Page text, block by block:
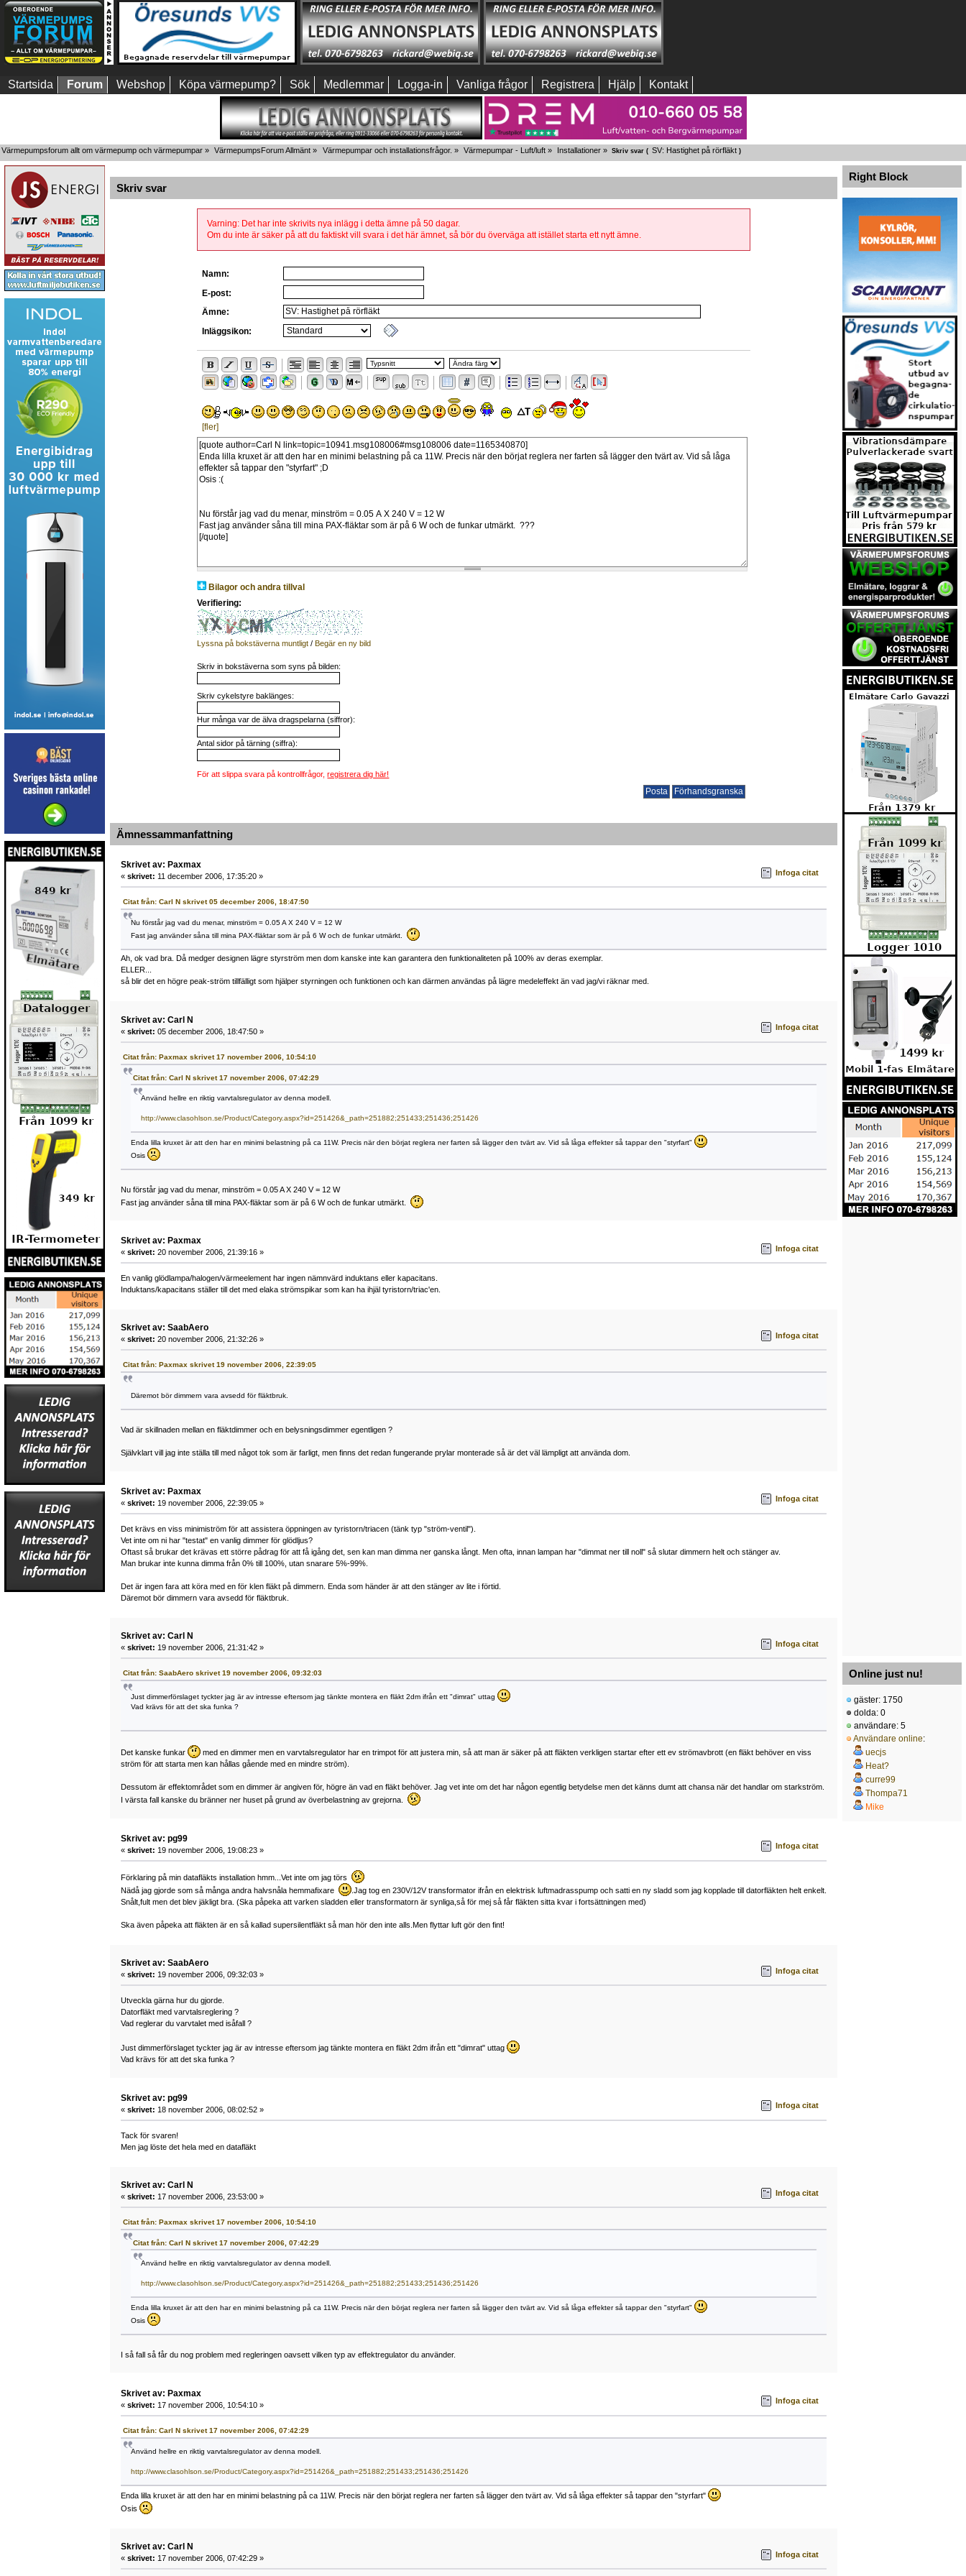
Startsida Forum Webshop Köpa värmepump? Sök Medlemmar Logga-in Vanliga frågor Registrera Hjälp Kontakt
Värmepumpsforum allt om värmepump och värmepumpar » VärmepumpsForum Allmänt » Värmepumpar och installationsfrågor. » Värmepumpar - Luft/luft» Installationer » Skriv svar ( SV: Hastighet på rörfläkt)
Skriv svar
Varning: Det har inte skrivits nya inlägg i detta ämne på 50 dagar.
Om du inte är säker på att du faktiskt vill svara i det här ämnet, så bör du överväga att istället starta ett nytt ämne.
Namn:
E-post:
Ämne:
Inläggsikon:
[fler]
Bilagor och andra tillval
Verifiering:
Lyssna på bokstäverna muntligt /Begär en ny bild
Skriv in bokstäverna som syns på bilden:
Skriv cykelstyre baklänges:
Hur många var de älva dragspelarna (siffror):
Antal sidor på tärning (siffra):
För att slippa svara på kontrollfrågor,registrera dig här!
Ämnessammanfattning
Skrivet av: Paxmax
« skrivet: 11 december 2006, 17:35:20 » Infoga citat
Citat från: Carl N skrivet 05 december 2006, 18:47:50
Nu förstår jag vad du menar, minström = 0.05 A X 240 V = 12 W
Fast jag använder såna till mina PAX-fläktar som är på 6 W och de funkar utmärkt.
Ah, ok vad bra. Då medger designen lägre styrström men dom kanske inte kan garantera den funktionaliteten på 100% av deras exemplar.
ELLER...
så blir det en högre peak-ström tillfälligt som hjälper styrningen och funktionen och kan därmen användas på lägre medeleffekt än vad jag/vi räknar med.
Skrivet av: Carl N
« skrivet: 05 december 2006, 18:47:50 » Infoga citat
Citat från: Paxmax skrivet 17 november 2006, 10:54:10
Citat från: Carl N skrivet 17 november 2006, 07:42:29
Använd hellre en riktig varvtalsregulator av denna modell.
http://www.clasohlson.se/Product/Category.aspx?id=251426&_path=251882;251433;251436;251426
Enda lilla kruxet är att den har en minimi belastning på ca 11W. Precis när den börjat reglera ner farten så lägger den tvärt av. Vid så låga effekter så tappar den "styrfart"
Osis
Nu förstår jag vad du menar, minström = 0.05 A X 240 V = 12 W
Fast jag använder såna till mina PAX-fläktar som är på 6 W och de funkar utmärkt.
Skrivet av: Paxmax
« skrivet: 20 november 2006, 21:39:16 » Infoga citat
En vanlig glödlampa/halogen/värmeelement har ingen nämnvärd induktans eller kapacitans.
Induktans/kapacitans ställer till det med elaka strömspikar som kan ha ihjäl tyristorn/triac'en.
Skrivet av: SaabAero
« skrivet: 20 november 2006, 21:32:26 » Infoga citat
Citat från: Paxmax skrivet 19 november 2006, 22:39:05
Däremot bör dimmern vara avsedd för fläktbruk.
Vad är skillnaden mellan en fläktdimmer och en belysningsdimmer egentligen ?
Självklart vill jag inte ställa till med något tok som är farligt, men finns det redan fungerande prylar monterade så är det väl lämpligt att använda dom.
Skrivet av: Paxmax
« skrivet: 19 november 2006, 22:39:05 » Infoga citat
Det krävs en viss minimiström för att assistera öppningen av tyristorn/triacen (tänk typ "ström-ventil").
Vet inte om ni har "testat" en vanlig dimmer för glödljus?
Oftast så brukar det krävas ett större pådrag för att få igång det, sen kan man dimma ner ganska långt. Men ofta, innan lampan har "dimmat ner till noll" så slutar dimmern helt och stänger av.
Man brukar inte kunna dimma från 0% till 100%, utan snarare 5%-99%.
Det är ingen fara att köra med en för klen fläkt på dimmern. Enda som händer är att den stänger av lite i förtid.
Däremot bör dimmern vara avsedd för fläktbruk.
Skrivet av: Carl N
« skrivet: 19 november 2006, 21:31:42 » Infoga citat
Citat från: SaabAero skrivet 19 november 2006, 09:32:03
Just dimmerförslaget tyckter jag är av intresse eftersom jag tänkte montera en fläkt 2dm ifrån ett "dimrat" uttag
Vad krävs för att det ska funka ?
Det kanske funkar
med en dimmer men en varvtalsregulator har en trimpot för att justera min, så att man är säker på att fläkten verkligen startar efter ett ev strömavbrott (en fläkt behöver en viss
ström för att starta men kan hållas gående med en mindre ström).
Dessutom är effektområdet som en dimmer är angiven för, högre än vad en fläkt behöver. Jag vet inte om det har någon egentlig betydelse men det känns dumt att chansa när det handlar om starkström.
I värsta fall kanske du bränner ner huset på grund av överbelastning av grejorna.
Skrivet av: pg99
« skrivet: 19 november 2006, 19:08:23 » Infoga citat
Förklaring på min datafläkts installation hmm...Vet inte om jag törs
Nädå jag gjorde som så många andra halvsnåla hemmafixare
.Jag tog en 230V/12V transformator ifrån en elektrisk luftmadrasspump och satti en ny sladd som jag kopplade till datorfläkten helt enkelt.
Snålt,fult men det blev jäkligt bra. (Ska påpeka att varken sladden eller transformatorn är synliga,så för mej så får fläkten sitta kvar i fortsättningen med)
Ska även påpeka att fläkten är en så kallad supersilentfläkt så man hör den inte alls.Men flyttar luft gör den fint!
Skrivet av: SaabAero
« skrivet: 19 november 2006, 09:32:03 » Infoga citat
Utveckla gärna hur du gjorde.
Datorfläkt med varvtalsreglering ?
Vad reglerar du varvtalet med isåfall ?
Just dimmerförslaget tyckter jag är av intresse eftersom jag tänkte montera en fläkt 2dm ifrån ett "dimrat" uttag
Vad krävs för att det ska funka ?
Skrivet av: pg99
« skrivet: 18 november 2006, 08:02:52 » Infoga citat
Tack för svaren!
Men jag löste det hela med en datafläkt
Skrivet av: Carl N
« skrivet: 17 november 2006, 23:53:00 » Infoga citat
Citat från: Paxmax skrivet 17 november 2006, 10:54:10
Citat från: Carl N skrivet 17 november 2006, 07:42:29
Använd hellre en riktig varvtalsregulator av denna modell.
http://www.clasohlson.se/Product/Category.aspx?id=251426&_path=251882;251433;251436;251426
Enda lilla kruxet är att den har en minimi belastning på ca 11W. Precis när den börjat reglera ner farten så lägger den tvärt av. Vid så låga effekter så tappar den "styrfart"
Osis
I så fall så får du nog problem med regleringen oavsett vilken typ av effektregulator du använder.
Skrivet av: Paxmax
« skrivet: 17 november 2006, 10:54:10 » Infoga citat
Citat från: Carl N skrivet 17 november 2006, 07:42:29
Använd hellre en riktig varvtalsregulator av denna modell.
http://www.clasohlson.se/Product/Category.aspx?id=251426&_path=251882;251433;251436;251426
Enda lilla kruxet är att den har en minimi belastning på ca 11W. Precis när den börjat reglera ner farten så lägger den tvärt av. Vid så låga effekter så tappar den "styrfart"
Osis
Skrivet av: Carl N
« skrivet: 17 november 2006, 07:42:29 » Infoga citat
Right Block
Online just nu!
gäster: 1750
dolda: 0
användare: 5
Användare online:
uecjs
Heat?
curre99
Thompa71
Mike